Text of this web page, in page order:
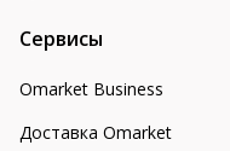
Сервисы
Omarket Business
Доставка Omarket